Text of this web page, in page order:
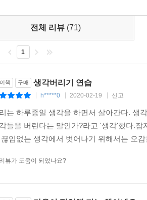
부처님이 눈을 반쯤 감은 이유]
에서
전체 리뷰 (71)
1
책 구매 생각버리기 연습
h*****0 2020-02-19 신고
는 하루종일 생각을 하면서 살아간다. 생
들을 버린다는 말인가?라고 '생각'했다.
끊임없는 생각에서 벗어나기 위해서는 오
뷰가 도움이 되었나요?